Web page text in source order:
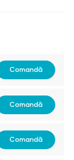
Comandă
Comandă
Comandă